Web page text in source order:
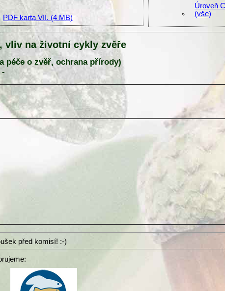
PDF karta VII. (4 MB)
Úroveň
(vše)
vliv na životní cykly zvěře
péče o zvěř, ochrana přírody)
-
před komisí! :-)